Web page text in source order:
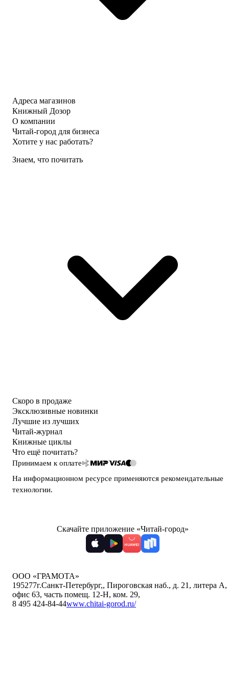
Адреса магазинов
Книжный Дозор
О компании
Читай-город для бизнеса
Хотите у нас работать?
Знаем, что почитать
Скоро в продаже
Эксклюзивные новинки
Лучшие из лучших
Читай-журнал
Книжные циклы
Что ещё почитать?
Принимаем к оплате
На информационном ресурсе применяются рекомендательные
технологии.
Скачайте приложение «Читай-город»
ООО «ГРАМОТА»
195277г.Санкт-Петербург,, Пироговская наб., д. 21, литера А,
офис 63, часть помещ. 12-Н, ком. 29,
8 495 424-84-44www.chitai-gorod.ru/